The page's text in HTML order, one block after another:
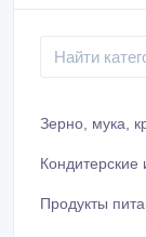
Зерно, мука,
Кондитерские
Продукты